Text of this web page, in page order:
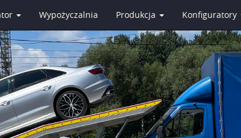
Wypożyczalnia Produkcja Konfiguratory